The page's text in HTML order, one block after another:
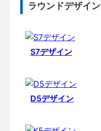
ラウンドデザイン
S7デザイン
D5デザイン